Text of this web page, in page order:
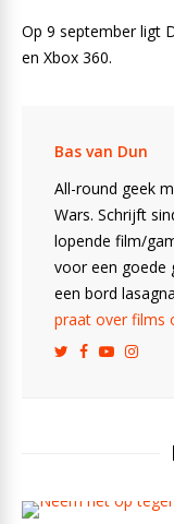
Op 9 september ligt
en Xbox 360.
Bas van Dun
All-round geek
Wars. Schrijft
lopende film/
voor een goede
een bord
praat over films